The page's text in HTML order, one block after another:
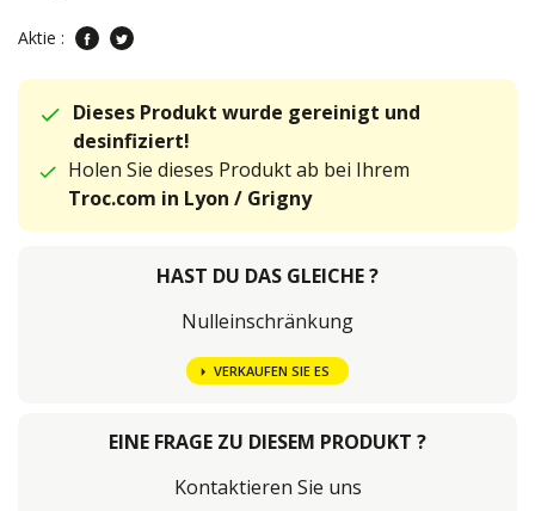
Aktie :
Dieses Produkt wurde gereinigt und
desinfiziert!
Holen Sie dieses Produkt ab bei Ihrem
Troc.com in Lyon / Grigny
HAST DU DAS GLEICHE ?
Nulleinschränkung
VERKAUFEN SIE ES
EINE FRAGE ZU DIESEM PRODUKT ?
Kontaktieren Sie uns